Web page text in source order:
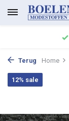
Terug Home
12% sale